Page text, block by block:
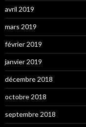
avril 2019
mars 2019
février 2019
janvier 2019
décembre 2018
octobre 2018
septembre 2018